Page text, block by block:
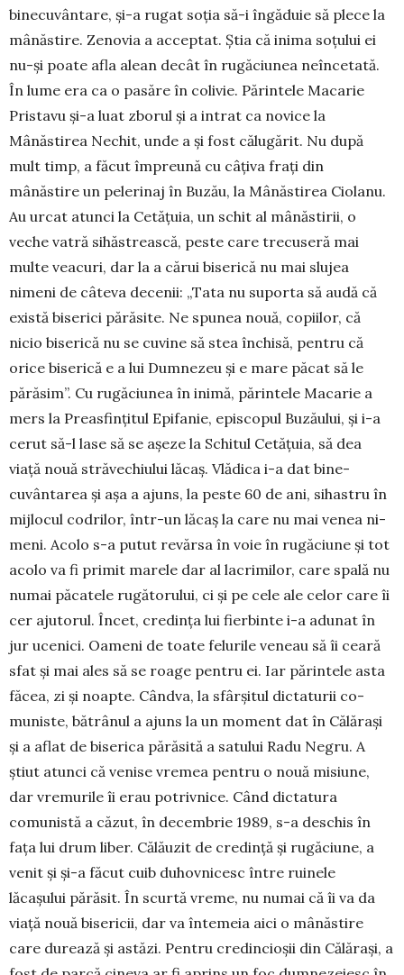
binecuvântare, și-a rugat soția să-i îngăduie să plece la
mânăstire. Zenovia a acceptat. Știa că inima soțului ei
nu-și poate afla alean decât în rugă­ciunea neîncetată.
În lume era ca o pasăre în colivie. Părintele Macarie
Pristavu și-a luat zborul și a intrat ca novice la
Mânăstirea Nechit, unde a și fost călu­gărit. Nu după
mult timp, a făcut împreună cu câți­va frați din
mânăstire un pelerinaj în Buzău, la Mânăstirea Ciolanu.
Au urcat atunci la Cetățuia, un schit al mânăstirii, o
veche vatră sihăstrească, peste care trecuseră mai
multe veacuri, dar la a cărui biserică nu mai slujea
nimeni de câteva decenii: „Tata nu suporta să audă că
există biserici pără­site. Ne spunea nouă, copiilor, că
nicio biserică nu se cuvine să stea închisă, pentru că
orice biserică e a lui Dumnezeu și e mare păcat să le
părăsim”. Cu rugăciunea în inimă, părintele Macarie a
mers la Preasfințitul Epifanie, episcopul Buzăului, și i-a
cerut să-l lase să se așeze la Schitul Cetățuia, să dea
viață nouă străvechiului lăcaș. Vlă­dica i-a dat bine­
cuvântarea și așa a ajuns, la peste 60 de ani, sihastru în
mijlocul co­drilor, într-un lăcaș la care nu mai venea ni­
meni. Acolo s-a pu­tut revărsa în voie în rugă­ciune și tot
acolo va fi primit marele dar al lacri­milor, care spală nu
nu­mai păcatele ru­gătorului, ci și pe cele ale celor care îi
cer ajutorul. În­cet, cre­dința lui fierbinte i-a adu­nat în
jur ucenici. Oameni de toate felurile veneau să îi ceară
sfat și mai ales să se roage pentru ei. Iar părintele asta
făcea, zi și noapte. Când­va, la sfârșitul dictaturii co­
muniste, bătrânul a ajuns la un moment dat în Călărași
și a aflat de biserica părăsită a satului Radu Negru. A
știut atunci că venise vremea pentru o nouă misiu­ne,
dar vremurile îi erau potrivnice. Când dictatura
comunistă a căzut, în decembrie 1989, s-a deschis în
fața lui drum liber. Călăuzit de credință și rugă­ciune, a
venit și și-a făcut cuib duhovnicesc între ruinele
lăcașului părăsit. În scurtă vreme, nu numai că îi va da
viață nouă bisericii, dar va întemeia aici o mânăstire
care durează și astăzi. Pentru credin­cioșii din Călărași, a